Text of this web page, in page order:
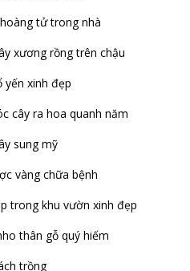
tử trong nhà
xương rồng trên chậu
yến xinh đẹp
cây ra hoa quanh năm
sung mỹ
vàng chữa bệnh
trong khu vườn xinh đẹp
thân gỗ quý hiếm
trồng